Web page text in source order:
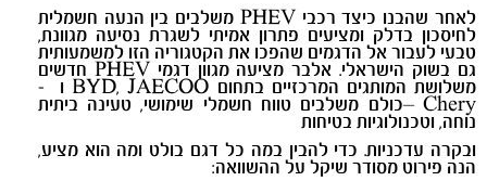
לאחר שהבנו כיצד רכבי
משלבים בין הנעה חשמלית
לחיסכון בדלק ומציעים פתרון אמיתי לשגרת נסיעה מגוונת,
טבעי לעבור אל הדגמים שהפכו את הקטגוריה הזו למשמעותית
גם בשוק הישראלי. אלבר מציעה מגוון דגמי
חדשים
משלושת המותגים המרכזיים בתחום
ו
-
Chery –
כולם משלבים טווח חשמלי שימושי, טעינה ביתית
נוחה, וטכנולוגיות בטיחות
ובקרה עדכניות. כדי להבין במה כל דגם בולט ומה הוא מציע,
הנה פירוט מסודר שיקל על ההשוואה: